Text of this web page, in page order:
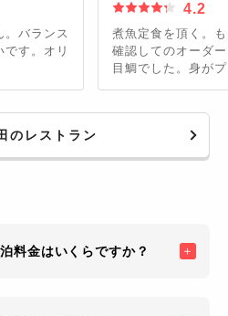
。バランス
す。オリ
4.2
煮魚定食を頂く。
確認してのオーダ
目鯛でした。身が
のレストラン
料金はいくらですか？